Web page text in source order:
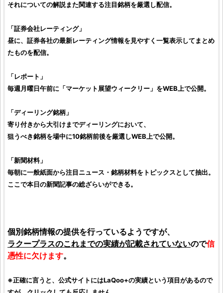
それについての解説また関連する注目銘柄を厳選し配信。
「証券会社レーティング」
昼に、証券各社の最新レーティング情報を見やすく一覧表示してまとめ
たものを配信。
「レポート」
毎週月曜日午前に「マーケット展望ウィークリー」をWEB上で公開。
「ディーリング銘柄」
寄り付きから大引けまでディーリングにおいて、
狙うべき銘柄を場中に10銘柄前後を厳選しWEB上で公開。
「新聞材料」
毎朝に一般紙面から注目ニュース・銘柄材料をトピックスとして抽出。
ここで本日の新聞記事の総ざらいができる。
個別銘柄情報の提供を行っているようですが、
ラクープラスのこれまでの実績が記載されていないので信
憑性に欠けます。
※正確に言うと、公式サイトにはLaQoo+の実績という項目があるので